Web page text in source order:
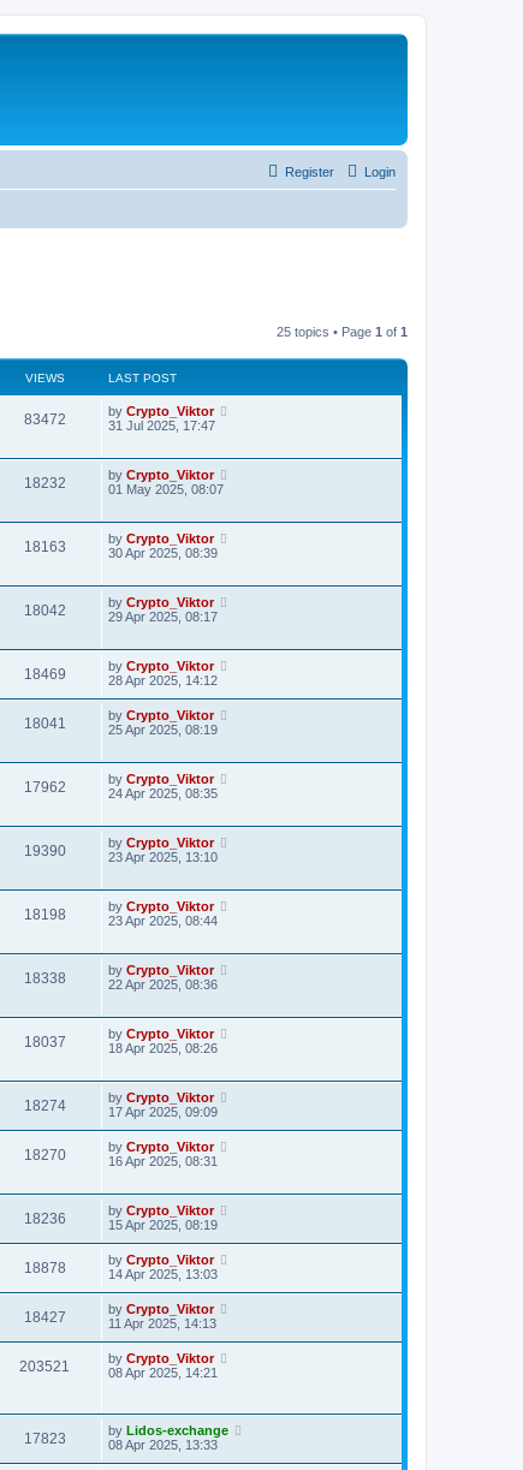
Login
Register
25 topics • Page 1 of 1
VIEWS LAST POST
83472 by Crypto_Viktor
31 Jul 2025, 17:47
18232 by Crypto_Viktor
01 May 2025, 08:07
18163 by Crypto_Viktor
30 Apr 2025, 08:39
18042 by Crypto_Viktor
29 Apr 2025, 08:17
18469 by Crypto_Viktor
28 Apr 2025, 14:12
18041 by Crypto_Viktor
25 Apr 2025, 08:19
17962 by Crypto_Viktor
24 Apr 2025, 08:35
19390 by Crypto_Viktor
23 Apr 2025, 13:10
18198 by Crypto_Viktor
23 Apr 2025, 08:44
18338 by Crypto_Viktor
22 Apr 2025, 08:36
18037 by Crypto_Viktor
18 Apr 2025, 08:26
18274 by Crypto_Viktor
17 Apr 2025, 09:09
18270 by Crypto_Viktor
16 Apr 2025, 08:31
18236 by Crypto_Viktor
15 Apr 2025, 08:19
18878 by Crypto_Viktor
14 Apr 2025, 13:03
18427 by Crypto_Viktor
11 Apr 2025, 14:13
203521 by Crypto_Viktor
08 Apr 2025, 14:21
17823 by Lidos-exchange
08 Apr 2025, 13:33